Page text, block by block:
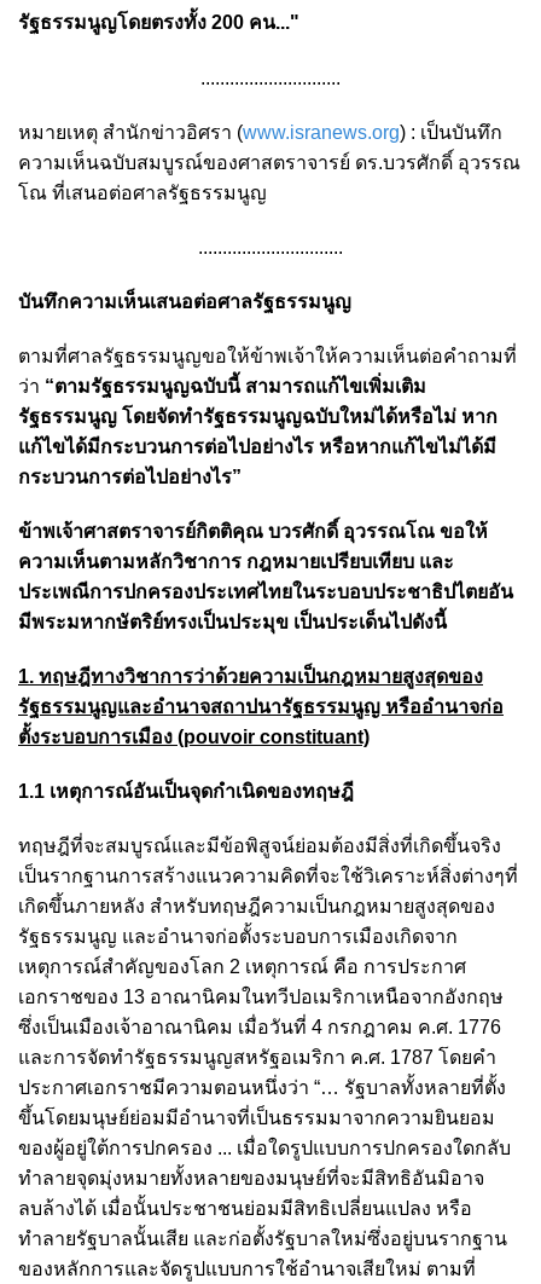
รัฐธรรมนูญโดยตรงทั้ง 200 คน..."
.............................
หมายเหตุ สำนักข่าวอิศรา (www.isranews.org) : เป็นบันทึก
ความเห็นฉบับสมบูรณ์ของศาสตราจารย์ ดร.บวรศักดิ์ อุวรรณ
โณ ที่เสนอต่อศาลรัฐธรรมนูญ
..............................
บันทึกความเห็นเสนอต่อศาลรัฐธรรมนูญ
ตามที่ศาลรัฐธรรมนูญขอให้ข้าพเจ้าให้ความเห็นต่อคำถามที่
ว่า “ตามรัฐธรรมนูญฉบับนี้ สามารถแก้ไขเพิ่มเติม
รัฐธรรมนูญ โดยจัดทำรัฐธรรมนูญฉบับใหม่ได้หรือไม่ หาก
แก้ไขได้มีกระบวนการต่อไปอย่างไร หรือหากแก้ไขไม่ได้มี
กระบวนการต่อไปอย่างไร”
ข้าพเจ้าศาสตราจารย์กิตติคุณ บวรศักดิ์ อุวรรณโณ ขอให้
ความเห็นตามหลักวิชาการ กฎหมายเปรียบเทียบ และ
ประเพณีการปกครองประเทศไทยในระบอบประชาธิปไตยอัน
มีพระมหากษัตริย์ทรงเป็นประมุข เป็นประเด็นไปดังนี้
1. ทฤษฎีทางวิชาการว่าด้วยความเป็นกฎหมายสูงสุดของ
รัฐธรรมนูญและอำนาจสถาปนารัฐธรรมนูญ หรืออำนาจก่อ
ตั้งระบอบการเมือง (pouvoir constituant)
1.1 เหตุการณ์อันเป็นจุดกำเนิดของทฤษฎี
ทฤษฎีที่จะสมบูรณ์และมีข้อพิสูจน์ย่อมต้องมีสิ่งที่เกิดขึ้นจริง
เป็นรากฐานการสร้างแนวความคิดที่จะใช้วิเคราะห์สิ่งต่างๆที่
เกิดขึ้นภายหลัง สำหรับทฤษฎีความเป็นกฎหมายสูงสุดของ
รัฐธรรมนูญ และอำนาจก่อตั้งระบอบการเมืองเกิดจาก
เหตุการณ์สำคัญของโลก 2 เหตุการณ์ คือ การประกาศ
เอกราชของ 13 อาณานิคมในทวีปอเมริกาเหนือจากอังกฤษ
ซึ่งเป็นเมืองเจ้าอาณานิคม เมื่อวันที่ 4 กรกฎาคม ค.ศ. 1776
และการจัดทำรัฐธรรมนูญสหรัฐอเมริกา ค.ศ. 1787 โดยคำ
ประกาศเอกราชมีความตอนหนึ่งว่า “… รัฐบาลทั้งหลายที่ตั้ง
ขึ้นโดยมนุษย์ย่อมมีอำนาจที่เป็นธรรมมาจากความยินยอม
ของผู้อยู่ใต้การปกครอง ... เมื่อใดรูปแบบการปกครองใดกลับ
ทำลายจุดมุ่งหมายทั้งหลายของมนุษย์ที่จะมีสิทธิอันมิอาจ
ลบล้างได้ เมื่อนั้นประชาชนย่อมมีสิทธิเปลี่ยนแปลง หรือ
ทำลายรัฐบาลนั้นเสีย และก่อตั้งรัฐบาลใหม่ซึ่งอยู่บนรากฐาน
ของหลักการและจัดรูปแบบการใช้อำนาจเสียใหม่ ตามที่